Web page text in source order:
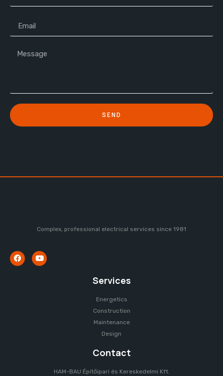
SEND
Complex, professional electrical services since 1981
Services
Energetics
Construction
Maintenance
Design
Contact
HAM-BAU Építőipari és Kereskedelmi Kft.